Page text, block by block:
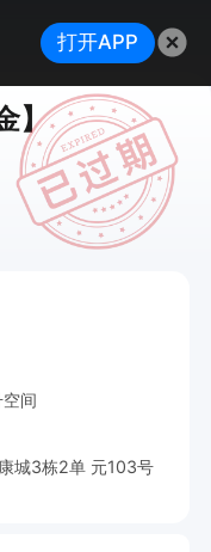
】
间
城3栋2单 元103号
打开APP